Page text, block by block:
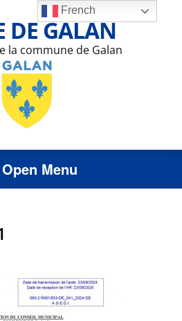
DE GALAN
la commune de Galan
Open Menu
French